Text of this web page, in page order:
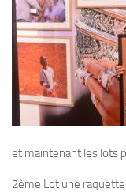
et maintenant les lots
2ème Lot une raquette